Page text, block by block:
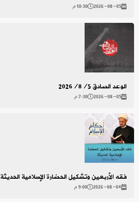
2026-08-05 10:30 م
الوعد الصادق 2026/8/5
2026-08-05 7:30 م
فقه الأربعين وتشكيل الحضارة الإسلامية الحديثة 2026/8/4
2026-08-04 9:00 م